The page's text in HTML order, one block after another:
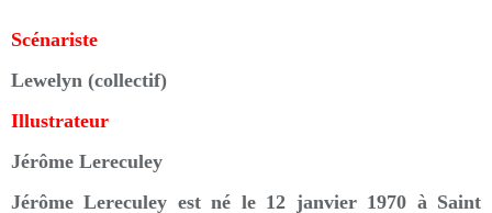
Scénariste
Lewelyn (collectif)
Illustrateur
Jérôme Lereculey
Jérôme Lereculey est né le 12 janvier 1970 à Saint